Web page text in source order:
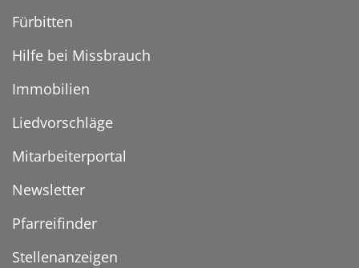
Fürbitten
Hilfe bei Missbrauch
Immobilien
Liedvorschläge
Mitarbeiterportal
Newsletter
Pfarreifinder
Stellenanzeigen